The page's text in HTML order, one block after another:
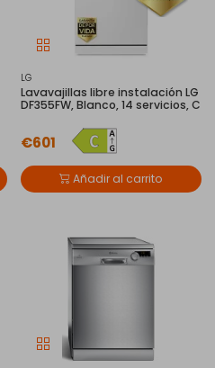
LG
Lavavajillas libre instalación LG
DF355FW, Blanco, 14 servicios, C
€601
Añadir al carrito